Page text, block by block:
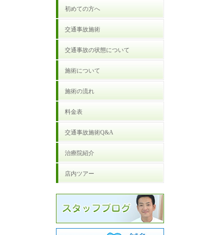
初めての方へ
交通事故施術
交通事故の状態について
施術について
施術の流れ
料金表
交通事故施術Q&A
治療院紹介
店内ツアー